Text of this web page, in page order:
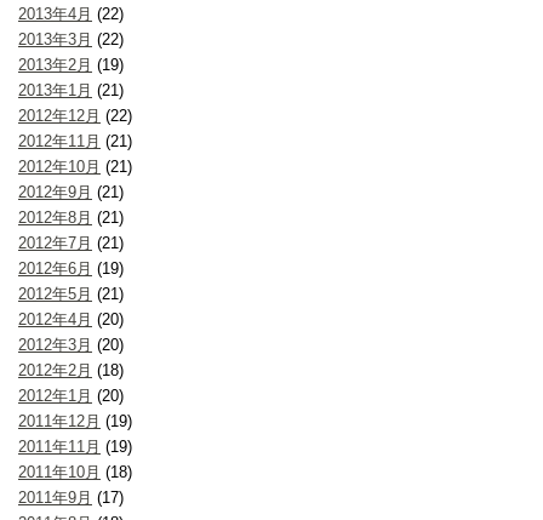
2013年4月 (22)
2013年3月 (22)
2013年2月 (19)
2013年1月 (21)
2012年12月 (22)
2012年11月 (21)
2012年10月 (21)
2012年9月 (21)
2012年8月 (21)
2012年7月 (21)
2012年6月 (19)
2012年5月 (21)
2012年4月 (20)
2012年3月 (20)
2012年2月 (18)
2012年1月 (20)
2011年12月 (19)
2011年11月 (19)
2011年10月 (18)
2011年9月 (17)